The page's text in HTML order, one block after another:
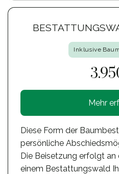
Inklusive
Mehr
Diese Form der
persönliche
Die Beisetzung erfolgt an
einem Bestattungswald